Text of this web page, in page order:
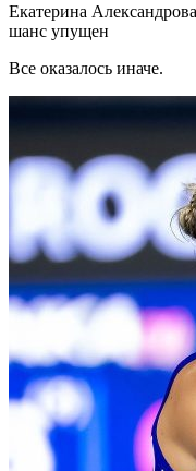
Екатерина
шанс упущен
Все оказалось иначе.